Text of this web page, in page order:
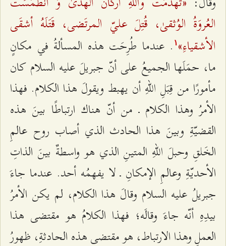
العُروَةُ الوُثقیٰ، قُتِلَ عليّ المرتَضی، قَتَلَهُ أشقَی
الأشقیاءِ» ۱ . عندما طُرِحَت هذه المسألةُ في مكانٍ
ما، حمَلَها الجميعُ على أنّ جبريلَ عليه السلام كان
مأمورًا من قِبَلِ اللهِ أن يهبط ويقولَ هذا الكلام. فهذا
الأمرُ وهذا الكلام ـ من أنّ هناك ارتباطًا بينَ هذه
القضيّةِ وبينَ هذا الحادث الذي أصاب روح عالمِ
الخَلقِ وحبلَ اللهِ المتينِ الذي هو واسطةٌ بينَ الذاتِ
الأحديّةِ وعالمِ الإمكانِ ـ لا يفهمُه أحد. عندما جاءَ
جبريلُ عليه السلام وقالَ هذا الكلام، لم يكن الأمرُ
بيدِهِ أنّه جاءَ وقالَه؛ فهذا الكلامُ هو مقتضى هذا
العملِ وهذا الارتباط، هو مقتضى هذه الحادثةِ، ظهورُ